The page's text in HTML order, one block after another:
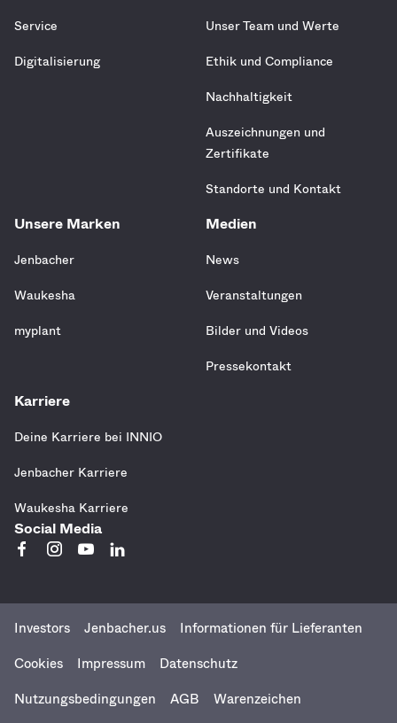
Service
Digitalisierung
Unser Team und Werte
Ethik und Compliance
Nachhaltigkeit
Auszeichnungen und
Zertifikate
Standorte und Kontakt
Unsere Marken
Jenbacher
Waukesha
myplant
Medien
News
Veranstaltungen
Bilder und Videos
Pressekontakt
Karriere
Deine Karriere bei INNIO
Jenbacher Karriere
Waukesha Karriere
Social Media
Investors Jenbacher.us
Informationen für Lieferanten
Cookies
Impressum
Datenschutz
Nutzungsbedingungen
AGB Warenzeichen
Menu